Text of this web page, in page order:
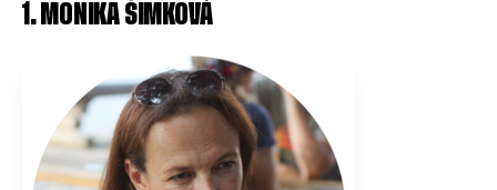
1. MONIKA ŠIMKOVÁ